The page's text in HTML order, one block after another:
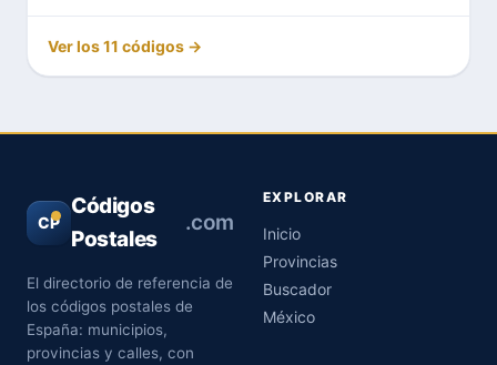
Ver los 11 códigos →
CP
Códigos
Postales
.com
El directorio de referencia de
los códigos postales de
España: municipios,
provincias y calles, con
EXPLORAR
Inicio
Provincias
Buscador
México